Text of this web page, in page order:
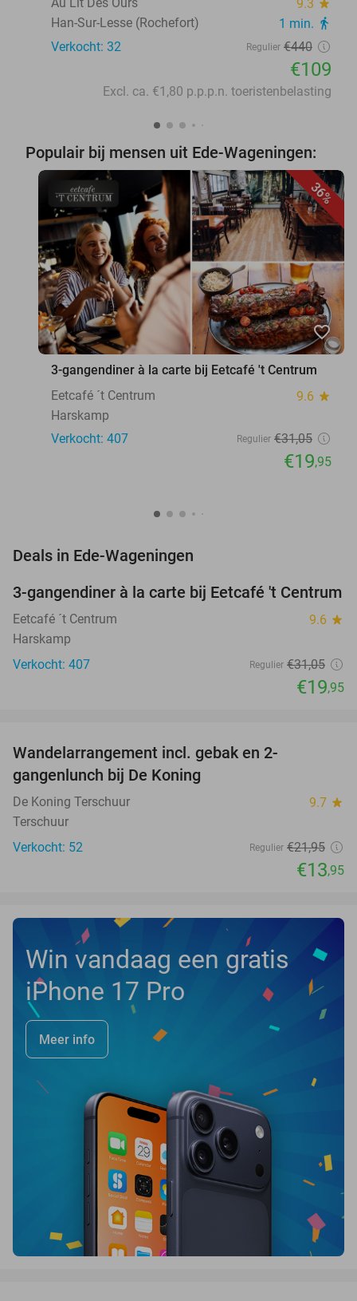
Au Lit Des Ours 9.3 star
Han-Sur-Lesse (Rochefort) 1 min. directions_walk
Verkocht: 32 Regulier €440
€109
Excl. ca. €1,80 p.p.p.n. toeristenbelasting
Populair bij mensen uit Ede-Wageningen:
36%
favorite_border
3-gangendiner à la carte bij Eetcafé 't Centrum
Eetcafé ´t Centrum
9.6 star
Harskamp
Verkocht: 407
Regulier €31,05
€19,95
Deals in Ede-Wageningen
36%
3-gangendiner à la carte bij Eetcafé 't Centrum
Eetcafé ´t Centrum 9.6 star
Harskamp
Verkocht: 407
Regulier €31,05
€19,95
TODAY
Wandelarrangement incl. gebak en 2-
gangenlunch bij De Koning
De Koning Terschuur 9.7 star
Terschuur
Verkocht: 52
Regulier €21,95
€13,95
Win vandaag een gratis
iPhone 17 Pro
Meer info